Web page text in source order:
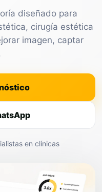
diseñado para
cirugía estética
imagen, captar
en clínicas